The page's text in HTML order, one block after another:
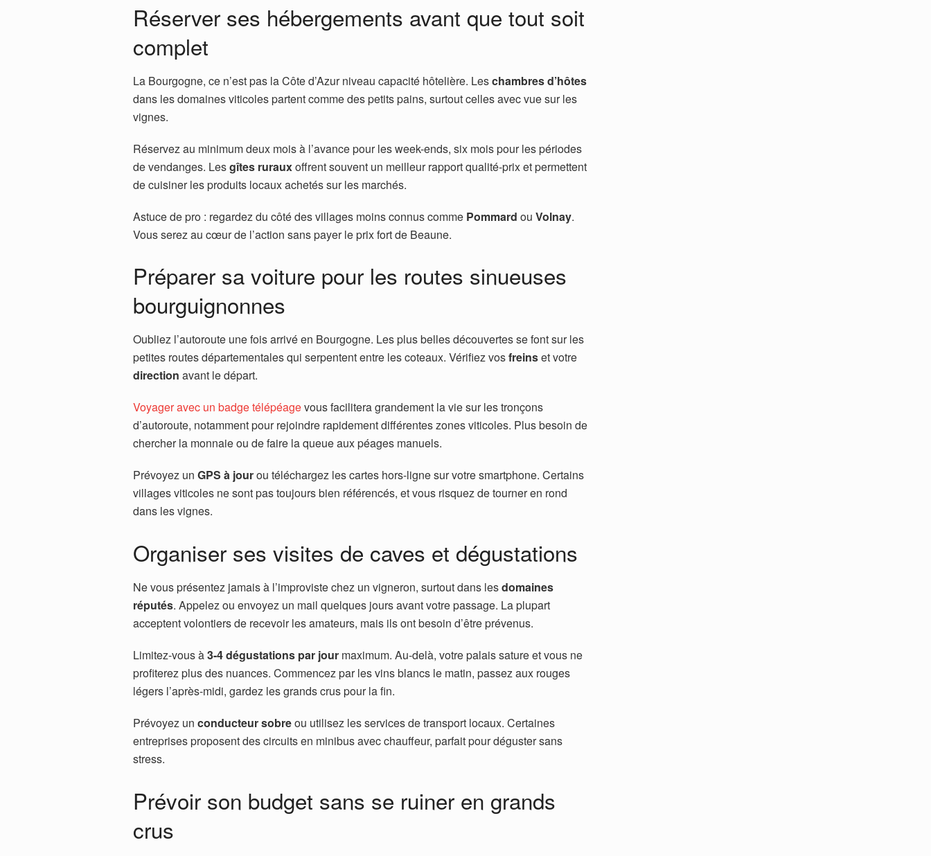
Réserver ses hébergements avant que tout soit
complet
La Bourgogne, ce n’est pas la Côte d’Azur niveau capacité hôtelière. Leschambres d’hôtes
dans les domaines viticoles partent comme des petits pains, surtout celles avec vue sur les
vignes.
Réservez au minimum deux mois à l’avance pour les week-ends, six mois pour les périodes
de vendanges. Lesgîtes rurauxoffrent souvent un meilleur rapport qualité-prix et permettent
de cuisiner les produits locaux achetés sur les marchés.
Astuce de pro : regardez du côté des villages moins connus comme Pommard ou Volnay.
Vous serez au cœur de l’action sans payer le prix fort de Beaune.
Préparer sa voiture pour les routes sinueuses
bourguignonnes
Oubliez l’autoroute une fois arrivé en Bourgogne. Les plus belles découvertes se font sur les
petites routes départementales qui serpentent entre les coteaux. Vérifiez vosfreinset votre
direction avant le départ.
Voyager avec un badge télépéagevous facilitera grandement la vie sur les tronçons
d’autoroute, notamment pour rejoindre rapidement différentes zones viticoles. Plus besoin de
chercher la monnaie ou de faire la queue aux péages manuels.
Prévoyez un GPS à jourou téléchargez les cartes hors-ligne sur votre smartphone. Certains
villages viticoles ne sont pas toujours bien référencés, et vous risquez de tourner en rond
dans les vignes.
Organiser ses visites de caves et dégustations
Ne vous présentez jamais à l’improviste chez un vigneron, surtout dans lesdomaines
réputés. Appelez ou envoyez un mail quelques jours avant votre passage. La plupart
acceptent volontiers de recevoir les amateurs, mais ils ont besoin d’être prévenus.
Limitez-vous à3-4 dégustations par jour maximum. Au-delà, votre palais sature et vous ne
profiterez plus des nuances. Commencez par les vins blancs le matin, passez aux rouges
légers l’après-midi, gardez les grands crus pour la fin.
Prévoyez un conducteur sobreou utilisez les services de transport locaux. Certaines
entreprises proposent des circuits en minibus avec chauffeur, parfait pour déguster sans
stress.
Prévoir son budget sans se ruiner en grands
crus